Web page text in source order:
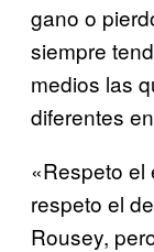
gano o
siempre
medios las
diferentes
«Respeto el
respeto el
Rousey,